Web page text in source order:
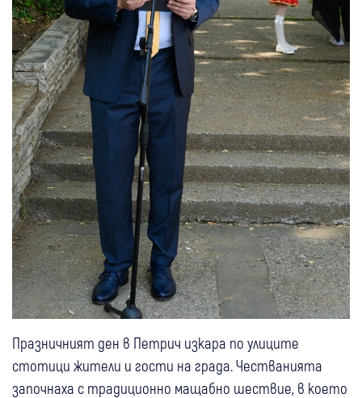
Празничният ден в Петрич изкара по улиците
стотици жители и гости на града. Честванията
започнаха с традиционно мащабно шествие, в което